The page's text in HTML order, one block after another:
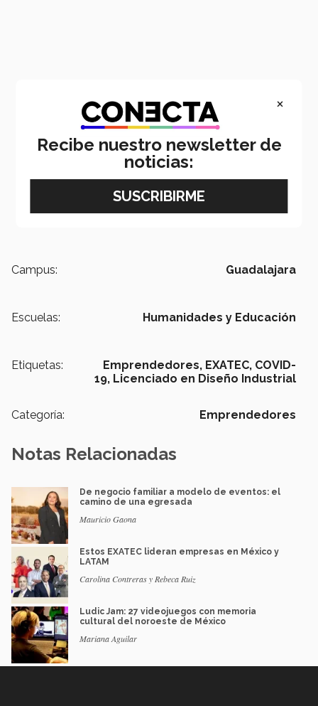
Campus: Guadalajara
Escuelas: Humanidades y Educación
Etiquetas: Emprendedores, EXATEC, COVID-
19, Licenciado en Diseño Industrial
Categoría: Emprendedores
Notas Relacionadas
De negocio familiar a modelo de eventos: el
camino de una egresada
Mauricio Gaona
Estos EXATEC lideran empresas en México y
LATAM
Carolina Contreras y Rebeca Ruiz
Ludic Jam: 27 videojuegos con memoria
cultural del noroeste de México
Mariana Aguilar
×
Recibe nuestro newsletter de
noticias: